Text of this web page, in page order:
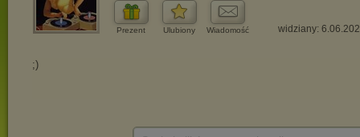
Prezent Ulubiony Wiadomość widziany: